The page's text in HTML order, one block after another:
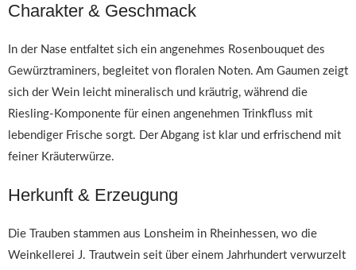
Charakter & Geschmack
In der Nase entfaltet sich ein angenehmes Rosenbouquet des
Gewürztraminers, begleitet von floralen Noten. Am Gaumen zeigt
sich der Wein leicht mineralisch und kräutrig, während die
Riesling-Komponente für einen angenehmen Trinkfluss mit
lebendiger Frische sorgt. Der Abgang ist klar und erfrischend mit
feiner Kräuterwürze.
Herkunft & Erzeugung
Die Trauben stammen aus Lonsheim in Rheinhessen, wo die
Weinkellerei J. Trautwein seit über einem Jahrhundert verwurzelt